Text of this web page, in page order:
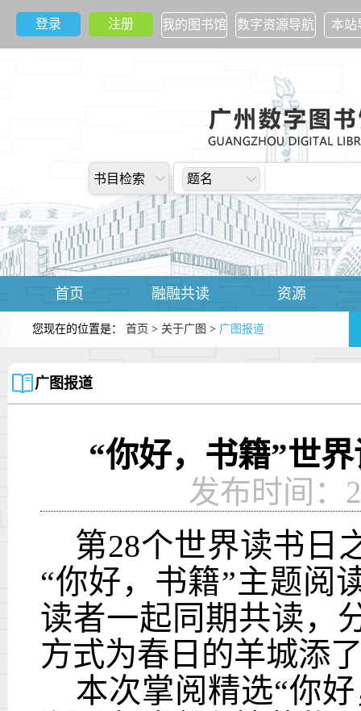
登录 注册 我的图书馆 数字资源导航 本站
书目检索 题名
首页 融融共读 资源
您现在的位置是： 首页 > 关于广图 > 广图报道
广图报道
“你好，书籍”世
发布时间：
第28个世界读书日
“你好，书籍”主题阅
读者一起同期共读，
方式为春日的羊城添
本次掌阅精选“你